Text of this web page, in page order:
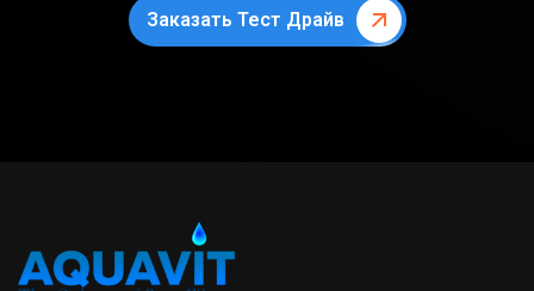
Заказать Тест Драйв